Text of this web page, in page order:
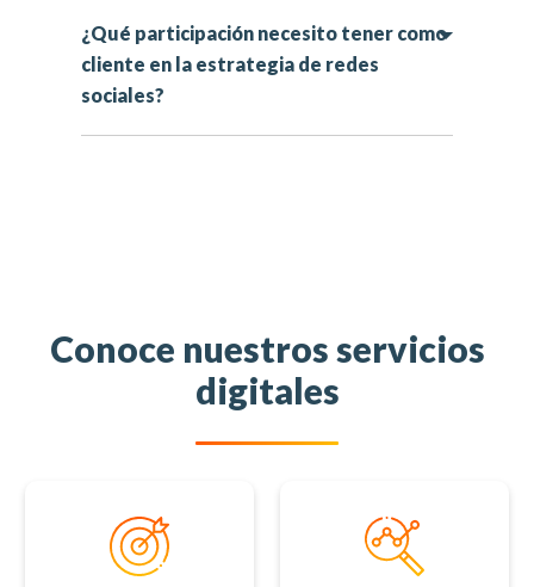
¿Qué participación necesito tener como
cliente en la estrategia de redes
sociales?
Conoce nuestros servicios
digitales